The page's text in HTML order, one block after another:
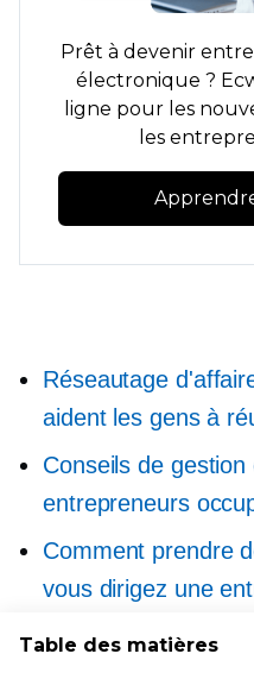
Prêt à devenir
électronique ?
ligne pour les
les
Réseautage
aident les gens à
Conseils de
entrepreneurs
Comment prendre
vous dirigez une
Comment arrêter la
Table des matières